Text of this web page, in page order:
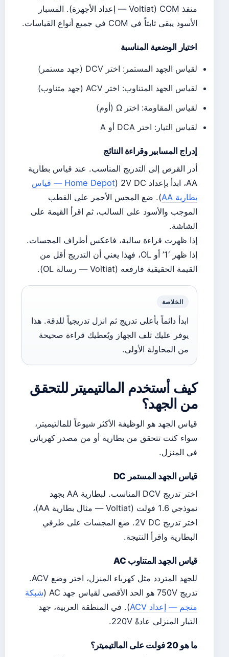
منفذ COM (Voltiat — إعداد الأجهزة). المسبار
الأسود يبقى ثابتاً في COM في جميع أنواع القياسات.
اختيار الوضعية المناسبة
لقياس الجهد المستمر: اختر DCV (جهد مستمر)
لقياس الجهد المتناوب: اختر ACV (جهد متناوب)
لقياس المقاومة: اختر Ω (أوم)
لقياس التيار: اختر DCA أو A
إدراج المسابير وقراءة النتائج
أدر القرص إلى التدريج المناسب. عند قياس بطارية
AA، ابدأ بإعداد 2V DC (
Home Depot — قياس
بطارية AA
). ضع المجس الأحمر على القطب
الموجب والأسود على السالب، ثم اقرأ القيمة على
الشاشة.
إذا ظهرت قراءة سالبة، فاعكس أطراف المجسات.
إذا ظهر ‘1’ أو OL، فهذا يعني أن التدريج أقل من
القيمة الحقيقية فارفعه (Voltiat — رسالة OL).
الخلاصة
ابدأ دائماً بأعلى تدريج ثم انزل تدريجياً للدقة. هذا
يوفر عليك تلف الجهاز ويُعطيك قراءة صحيحة
من المحاولة الأولى.
كيف أستخدم المالتيميتر للتحقق
من الجهد؟
قياس الجهد هو الوظيفة الأكثر شيوعاً للمالتيميتر،
سواء كنت تتحقق من بطارية أو من مصدر كهربائي
في المنزل.
قياس الجهد المستمر DC
اختر تدريج DCV المناسب. لبطارية AA بجهد
نموذجي 1.6 فولت (Voltiat — مثال بطارية AA)،
اختر تدريج 2V DC. ضع المجسات على طرفي
البطارية واقرأ النتيجة.
قياس الجهد المتناوب AC
للجهد المتردد مثل كهرباء المنزل، اختر وضع ACV.
تدريج 750V هو الحد الأقصى لقياس جهد AC (
شبكة
منجم — إعداد ACV
). في المنطقة العربية، جهد
التيار المنزلي عادةً 220V.
ما هو 20 فولت على المالتيميتر؟